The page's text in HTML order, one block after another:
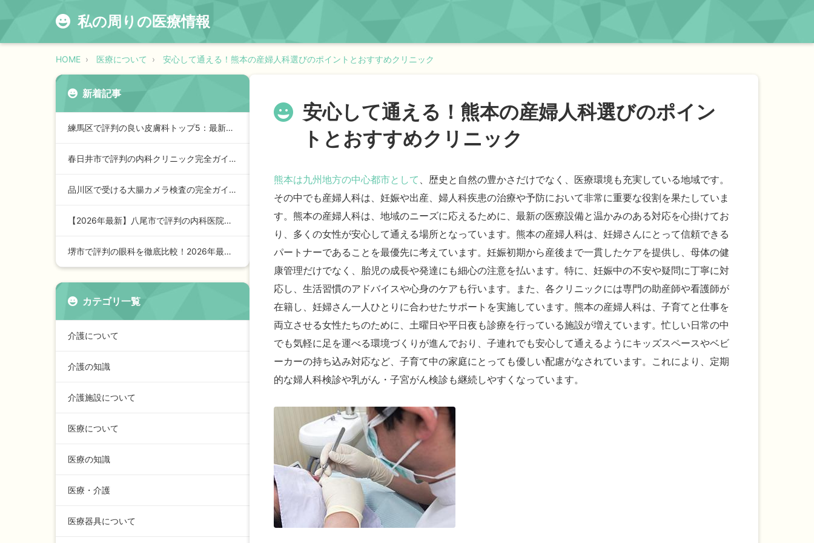
私の周りの医療情報
HOME 医療について 安心して通える！熊本の産婦人科選びのポイントとおすすめクリニック
安心して通える！熊本の産婦人科選びのポイン
トとおすすめクリニック
熊本は九州地方の中心都市として 、歴史と自然の豊かさだけでなく、医療環境も充実している地域です。
その中でも産婦人科は、妊娠や出産、婦人科疾患の治療や予防において非常に重要な役割を果たしていま
す。熊本の産婦人科は、地域のニーズに応えるために、最新の医療設備と温かみのある対応を心掛けてお
り、多くの女性が安心して通える場所となっています。熊本の産婦人科は、妊婦さんにとって信頼できる
パートナーであることを最優先に考えています。妊娠初期から産後まで一貫したケアを提供し、母体の健
康管理だけでなく、胎児の成長や発達にも細心の注意を払います。特に、妊娠中の不安や疑問に丁寧に対
応し、生活習慣のアドバイスや心身のケアも行います。また、各クリニックには専門の助産師や看護師が
在籍し、妊婦さん一人ひとりに合わせたサポートを実施しています。熊本の産婦人科は、子育てと仕事を
両立させる女性たちのために、土曜日や平日夜も診療を行っている施設が増えています。忙しい日常の中
でも気軽に足を運べる環境づくりが進んでおり、子連れでも安心して通えるようにキッズスペースやベビ
ーカーの持ち込み対応など、子育て中の家庭にとっても優しい配慮がなされています。これにより、定期
的な婦人科検診や乳がん・子宮がん検診も継続しやすくなっています。
新着記事
練馬区で評判の良い皮膚科トップ5：最新2026年版ガイド
春日井市で評判の内科クリニック完全ガイド【2024年最新版】…
品川区で受ける大腸カメラ検査の完全ガイド【2026年最新版】
【2026年最新】八尾市で評判の内科医院トップガイド：安心の…
堺市で評判の眼科を徹底比較！2026年最新ランキングと選び方…
カテゴリ一覧
介護について
介護の知識
介護施設について
医療について
医療の知識
医療・介護
医療器具について